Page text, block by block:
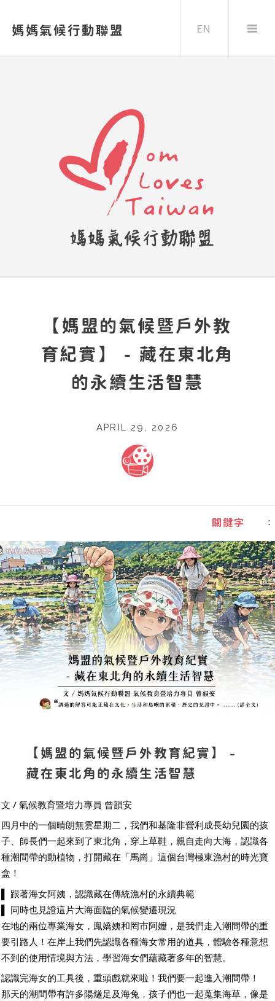
媽媽氣候行動聯盟 EN
【媽盟的氣候暨戶外教
育紀實】 - 藏在東北角
的永續生活智慧
APRIL 29, 2026
關鍵字 ：
【媽盟的氣候暨戶外教育紀實】 -
藏在東北角的永續生活智慧
文 / 氣候教育暨培力專員 曾韻安
四月中的一個晴朗無雲星期二，我們和基隆非營利成長幼兒園的孩
子、師長們一起來到了東北角，穿上草鞋，親自走向大海，認識各
種潮間帶的動植物，打開藏在「馬崗」這個台灣極東漁村的時光寶
盒！
▌ 跟著海女阿姨，認識藏在傳統漁村的永續典範
▌ 同時也見證這片大海面臨的氣候變遷現況
在地的兩位專業海女，鳳嬌姨和罔市阿嬤，是我們走入潮間帶的重
要引路人！在岸上我們先認識各種海女常用的道具，體驗各種意想
不到的使用情境與方法，學習海女們蘊藏著多年的智慧。
認識完海女的工具後，重頭戲就來啦！我們要一起進入潮間帶！
那天的潮間帶有許多陽燧足及海兔，孩子們也一起蒐集海草，像是